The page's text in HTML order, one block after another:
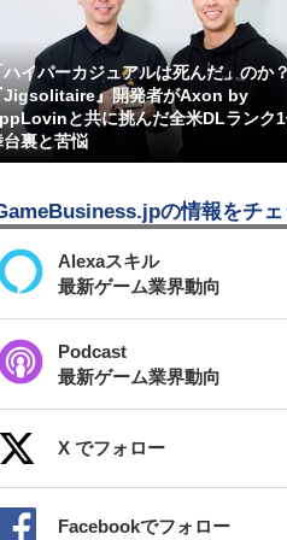
ハイパーカジュアルは死んだ」のか
Jigsolitaire』開発者がAxon by
と共に挑んだ全米DLランク
台裏と苦悩
の情報をチェ
Alexaスキル
最新ゲーム業界動向
Podcast
最新ゲーム業界動向
X でフォロー
Facebookでフォロー